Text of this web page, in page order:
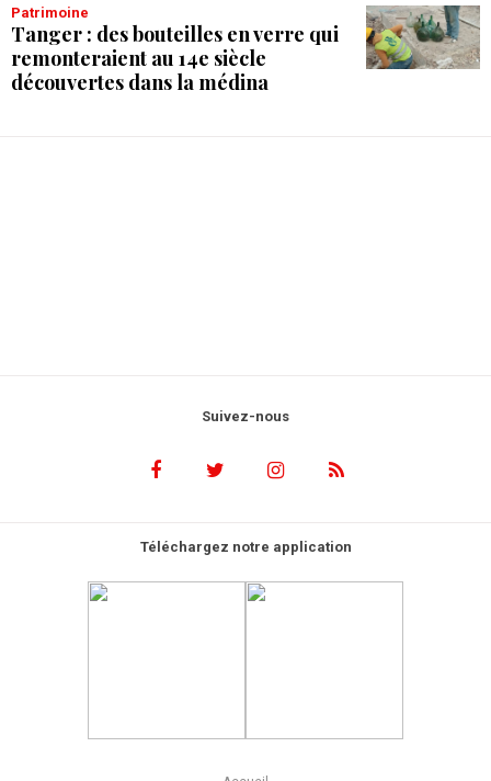
Patrimoine
Tanger : des bouteilles en verre qui
remonteraient au 14e siècle
découvertes dans la médina
Suivez-nous
Téléchargez notre application